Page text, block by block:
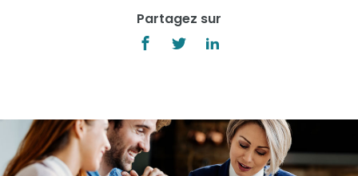
Partagez sur